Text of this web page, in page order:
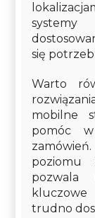
się
Warto
mobilne
pomóc w
poziomu
pozwala
trudno